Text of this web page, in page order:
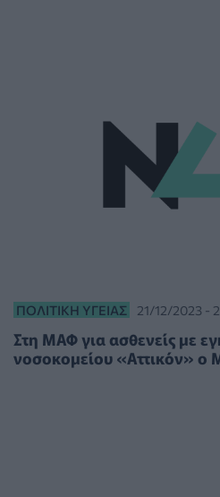
ΠΟΛΙΤΙΚΉ ΥΓΕΊΑΣ 21/12/2023 -
Στη ΜΑΦ για ασθενείς με
νοσοκομείου «Αττικόν» ο